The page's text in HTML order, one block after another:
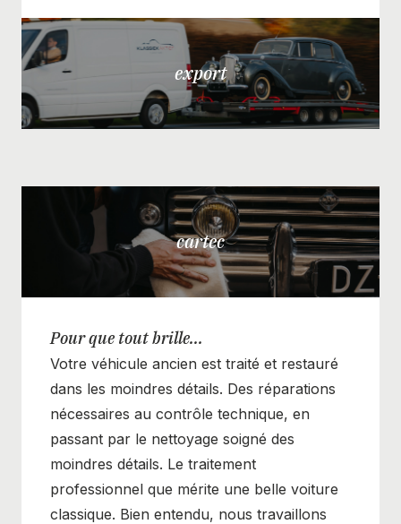
export
cartec
Pour que tout brille...
Votre véhicule ancien est traité et restauré
dans les moindres détails. Des réparations
nécessaires au contrôle technique, en
passant par le nettoyage soigné des
moindres détails. Le traitement
professionnel que mérite une belle voiture
classique. Bien entendu, nous travaillons